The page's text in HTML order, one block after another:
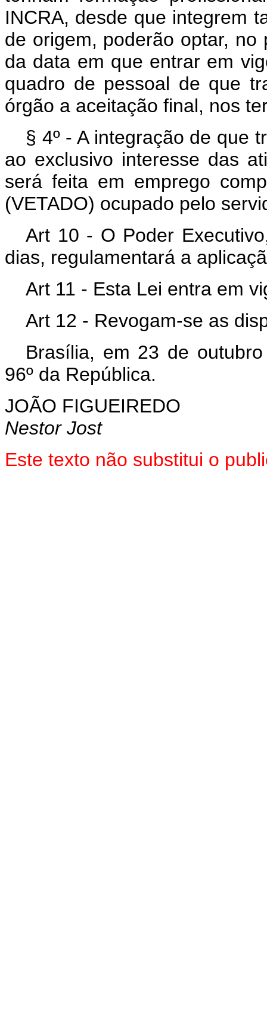
INCRA, desde que integrem
de origem, poderão optar,
da data em que entrar em
quadro de pessoal de que
órgão a aceitação final, nos
§ 4º - A integração de que
ao exclusivo interesse das
será feita em emprego
(VETADO) ocupado pelo
Art 10 - O Poder
dias, regulamentará a
Art 11 - Esta Lei entra em
Art 12 - Revogam-se as
Brasília, em 23 de
96º da República.
JOÃO FIGUEIREDO
Nestor Jost
Este texto não substitui o